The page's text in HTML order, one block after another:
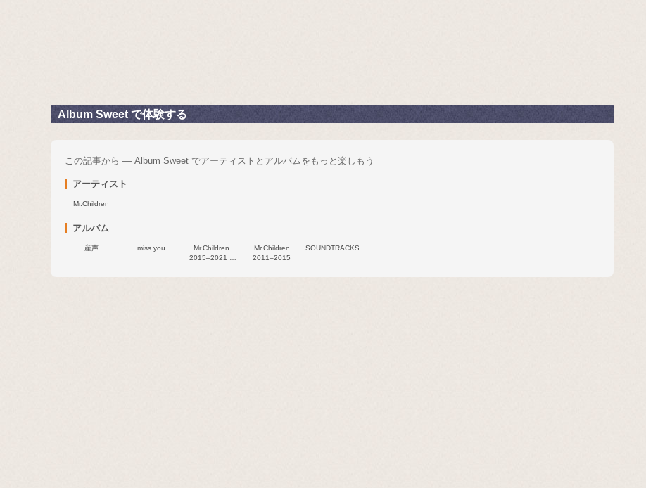
Album Sweet で体験する
この記事から — Album Sweet でアーティストとアルバムをもっと楽しもう
アーティスト
Mr.Children
アルバム
産声 miss you
Mr.Children
2015–2021 &
Mr.Children
2011–2015
SOUNDTRACKS